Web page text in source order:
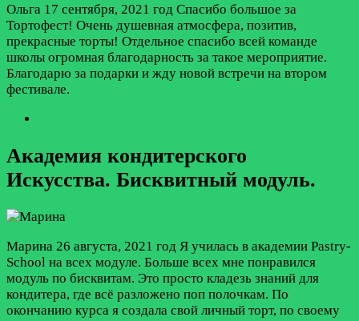
Ольга 17 сентября, 2021 год Спасибо большое за
Тортофест! Очень душевная атмосфера, позитив,
прекрасные торты! Отдельное спасибо всей команде
школы огромная благодарность за такое мероприятие.
Благодарю за подарки и жду новой встречи на втором
фестивале.
Академия кондитерского
Искусства. Бисквитный модуль.
Марина 26 августа, 2021 год Я училась в академии Pastry-
School на всех модуле. Больше всех мне понравился
модуль по бисквитам. Это просто кладезь знаний для
кондитера, где всё разложено поп полочкам. По
окончанию курса я создала свой личный торт, по своему